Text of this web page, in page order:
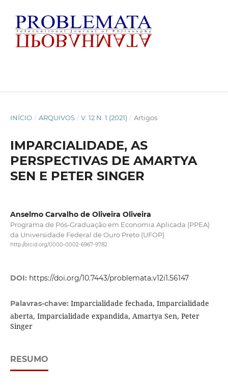
INÍCIO / ARQUIVOS / V. 12 N. 1 (2021) / Artigos
IMPARCIALIDADE, AS
PERSPECTIVAS DE AMARTYA
SEN E PETER SINGER
Anselmo Carvalho de Oliveira Oliveira
Programa de Pós-Graduação em Economia Aplicada (PPEA)
da Universidade Federal de Ouro Preto (UFOP)
http://orcid.org/0000-0002-6967-9782
DOI: https://doi.org/10.7443/problemata.v12i1.56147
Palavras-chave: Imparcialidade fechada, Imparcialidade
aberta, Imparcialidade expandida, Amartya Sen, Peter
Singer
RESUMO